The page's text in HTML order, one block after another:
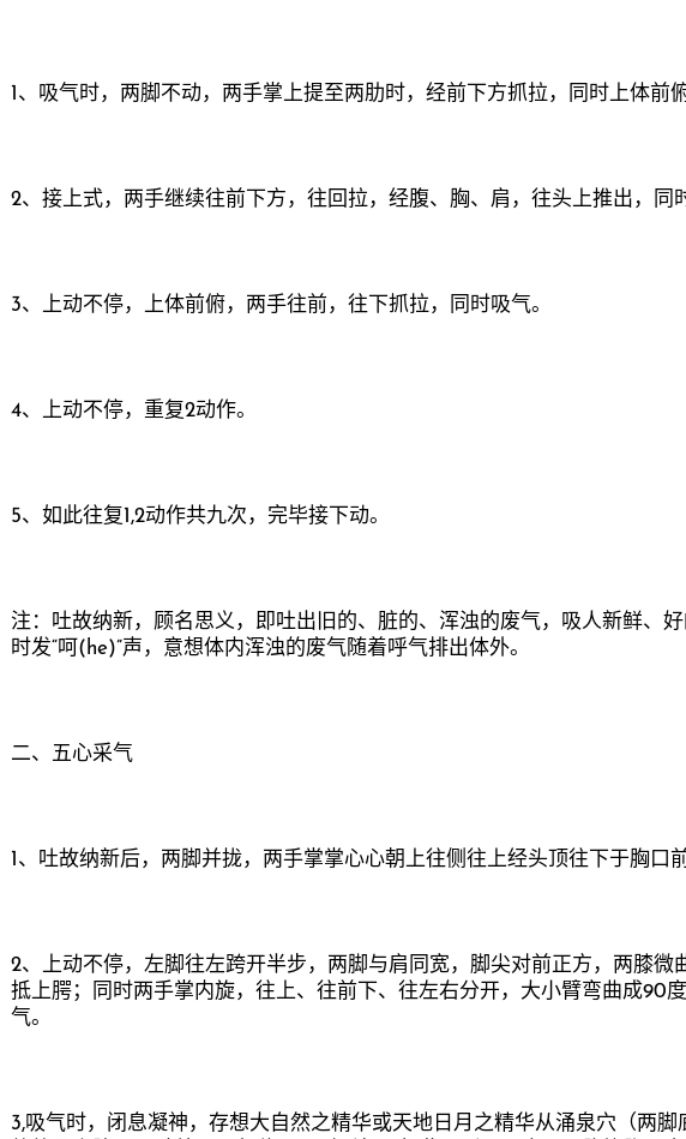
1、吸气时，两脚不动，两手掌上提至两肋时，经前下方抓拉，同时上体前俯
2、接上式，两手继续往前下方，往回拉，经腹、胸、肩，往头上推出，同
3、上动不停，上体前俯，两手往前，往下抓拉，同时吸气。
4、上动不停，重复2动作。
5、如此往复1,2动作共九次，完毕接下动。
注：吐故纳新，顾名思义，即吐出旧的、脏的、浑浊的废气，吸人新鲜、
时发“呵(he)”声，意想体内浑浊的废气随着呼气排出体外。
二、五心采气
1、吐故纳新后，两脚并拢，两手掌掌心心朝上往侧往上经头顶往下于胸口
2、上动不停，左脚往左跨开半步，两脚与肩同宽，脚尖对前正方，两膝
抵上腭；同时两手掌内旋，往上、往前下、往左右分开，大小臂弯曲成90
气。
3,吸气时，闭息凝神，存想大自然之精华或天地日月之精华从涌泉穴（两